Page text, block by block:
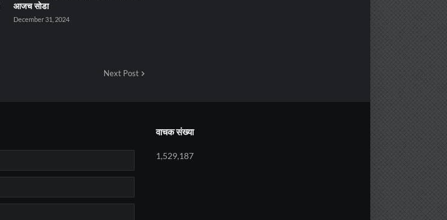
आजच सोडा
December 31, 2024
Next Post
वाचक संख्या
1,529,187